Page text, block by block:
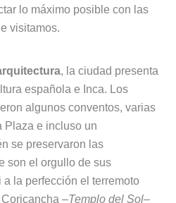
lo máximo posible con las
visitamos.
, la ciudad presenta
española e Inca. Los
algunos conventos, varias
Plaza e incluso un
se preservaron las
son el orgullo de sus
la perfección el terremoto
–Templo del Sol–